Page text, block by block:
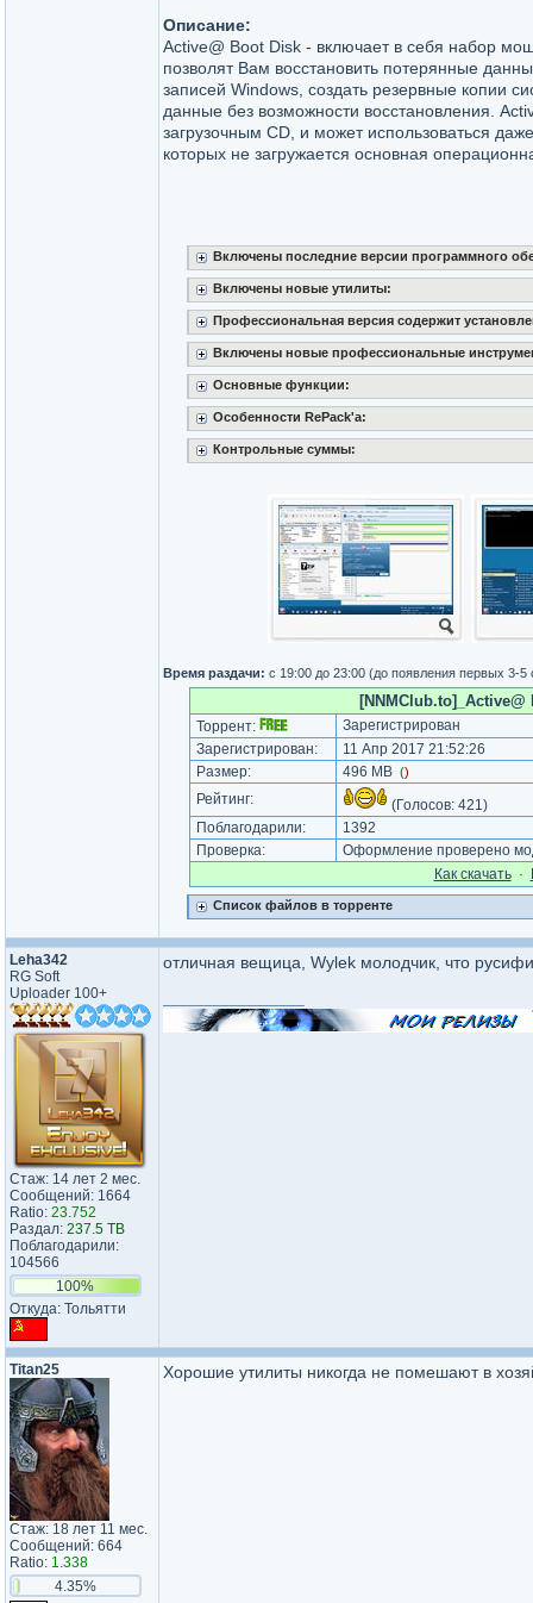
Описание:
Active@ Boot Disk - включает в себя набор
позволят Вам восстановить потерянные
записей Windows, создать резервные копии
данные без возможности восстановления.
загрузочным CD, и может использоваться
которых не загружается основная
Включены последние версии программного
Включены новые утилиты:
Профессиональная версия содержит
Включены новые профессиональные
Основные функции:
Особенности RePack'a:
Контрольные суммы:
Время раздачи: с 19:00 до 23:00 (до появления первых 3-5
Торрент:
Зарегистрирован
Зарегистрирован:
11 Апр 2017 21:52:26
Размер:
496 MB ()
Рейтинг: (Голосов: 421)
Поблагодарили:
1392
Проверка:
Оформление проверено
Как cкачать·
Список файлов в торренте
Leha342
RG Soft
Uploader 100+
Стаж: 14 лет 2 мес.
Сообщений: 1664
Ratio: 23.752
Раздал: 237.5 TB
Поблагодарили:
104566
100%
Откуда: Тольятти
отличная вещица, Wylek молодчик, что
Titan25
Стаж: 18 лет 11 мес.
Сообщений: 664
Ratio: 1.338
4.35%
Хорошие утилиты никогда не помешают в